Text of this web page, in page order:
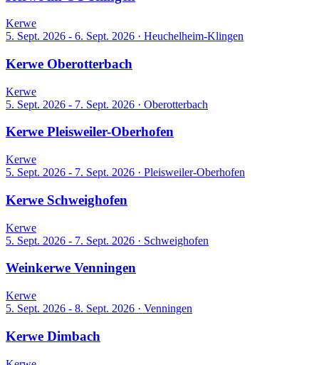
Kerwe
5. Sept. 2026 - 6. Sept. 2026 · Heuchelheim-Klingen
Kerwe Oberotterbach
Kerwe
5. Sept. 2026 - 7. Sept. 2026 · Oberotterbach
Kerwe Pleisweiler-Oberhofen
Kerwe
5. Sept. 2026 - 7. Sept. 2026 · Pleisweiler-Oberhofen
Kerwe Schweighofen
Kerwe
5. Sept. 2026 - 7. Sept. 2026 · Schweighofen
Weinkerwe Venningen
Kerwe
5. Sept. 2026 - 8. Sept. 2026 · Venningen
Kerwe Dimbach